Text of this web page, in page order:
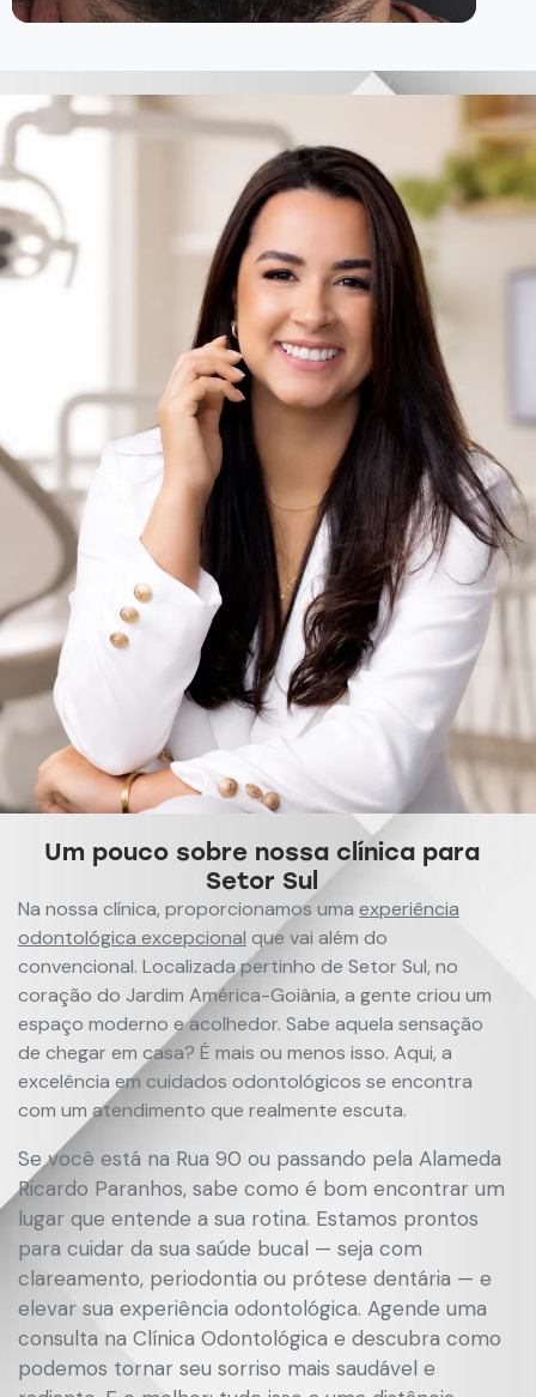
Um pouco sobre nossa clínica para
Setor Sul
Na nossa clínica, proporcionamos uma experiência
odontológica excepcional que vai além do
convencional. Localizada pertinho de Setor Sul, no
coração do Jardim América-Goiânia, a gente criou um
espaço moderno e acolhedor. Sabe aquela sensação
de chegar em casa? É mais ou menos isso. Aqui, a
excelência em cuidados odontológicos se encontra
com um atendimento que realmente escuta.
Se você está na Rua 90 ou passando pela Alameda
Ricardo Paranhos, sabe como é bom encontrar um
lugar que entende a sua rotina. Estamos prontos
para cuidar da sua saúde bucal — seja com
clareamento, periodontia ou prótese dentária — e
elevar sua experiência odontológica. Agende uma
consulta na Clínica Odontológica e descubra como
podemos tornar seu sorriso mais saudável e